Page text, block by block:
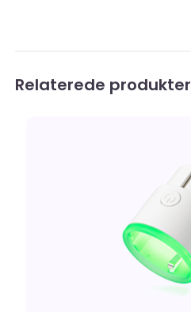
Relaterede produkter